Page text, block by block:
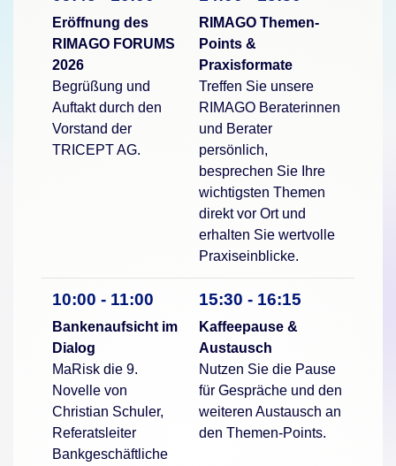
Eröffnung des
RIMAGO FORUMS
2026
Begrüßung und
Auftakt durch den
Vorstand der
TRICEPT AG.
RIMAGO Themen-
Points &
Praxisformate
Treffen Sie unsere
RIMAGO Beraterinnen
und Berater
persönlich,
besprechen Sie Ihre
wichtigsten Themen
direkt vor Ort und
erhalten Sie wertvolle
Praxiseinblicke.
10:00 - 11:00
Bankenaufsicht im
Dialog
MaRisk die 9.
Novelle von
Christian Schuler,
Referatsleiter
Bankgeschäftliche
15:30 - 16:15
Kaffeepause &
Austausch
Nutzen Sie die Pause
für Gespräche und den
weiteren Austausch an
den Themen-Points.